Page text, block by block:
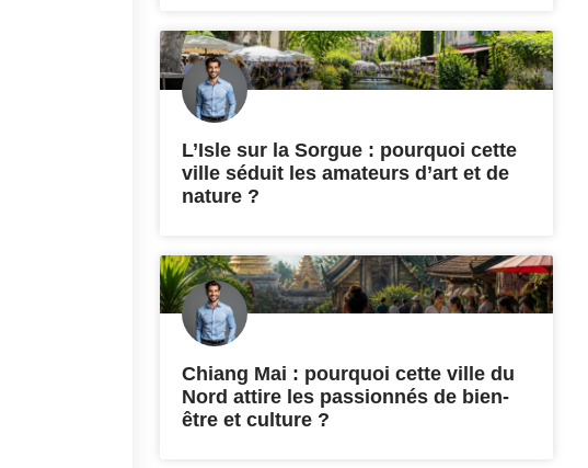
L’Isle sur la Sorgue : pourquoi cette
ville séduit les amateurs d’art et de
nature ?
Chiang Mai : pourquoi cette ville du
Nord attire les passionnés de bien-
être et culture ?